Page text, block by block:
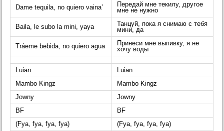
Dame tequila, no quiero vaina’
Передай мне текилу, другое
мне не нужно
Baila, le subo la mini, yaya
Танцуй, пока я снимаю с тебя
мини, да
Tráeme bebida, no quiero agua
Принеси мне выпивку, я не
хочу воды
Luian
Luian
Mambo Kingz
Mambo Kingz
Jowny
Jowny
BF
BF
(Fya, fya, fya, fya)
(Fya, fya, fya, fya)